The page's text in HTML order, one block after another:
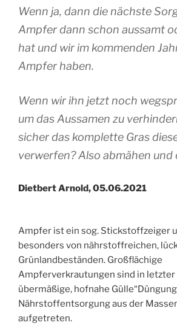
Wenn ja, dann die nächste
Ampfer dann schon aussamt
hat und wir im kommenden
Ampfer haben.
Wenn wir ihn jetzt noch
um das Aussamen zu
sicher das komplette Gras
verwerfen? Also abmähen und
Dietbert Arnold, 05.06.2021
Ampfer ist ein sog. Stickstoffzeiger
besonders von nährstoffreichen,
Grünlandbeständen. Großflächige
Ampferverkrautungen sind in letzter
übermäßige, hofnahe
Nährstoffentsorgung aus der
aufgetreten.